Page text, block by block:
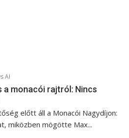
AI
monacói rajtról: Nincs
előtt áll a Monacói Nagydíjon:
miközben mögötte Max...